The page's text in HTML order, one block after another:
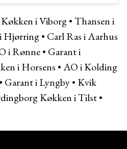
i Viborg•Thansen i
Hjørring• Carl Ras i Aarhus
i Rønne• Garant i
i Horsens •AO i Kolding
Garant i Lyngby• Kvik
Køkken i Tilst•